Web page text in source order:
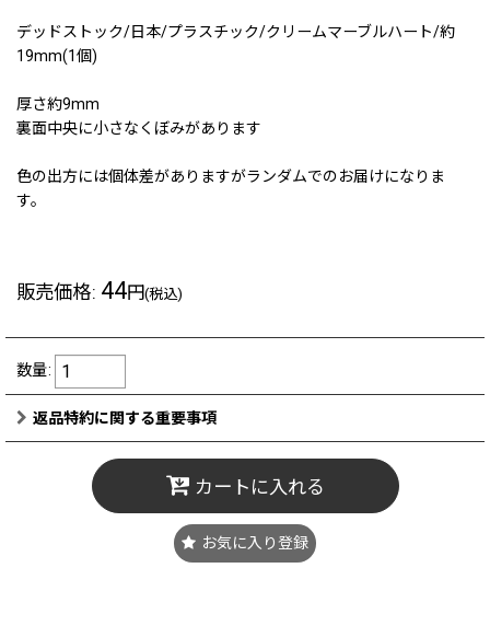
デッドストック/日本/プラスチック/クリームマーブルハート/約
19mm(1個)
厚さ約9mm
裏面中央に小さなくぼみがあります
色の出方には個体差がありますがランダムでのお届けになりま
す。
販売価格: 44円(税込)
数量:
返品特約に関する重要事項
カートに入れる
お気に入り登録